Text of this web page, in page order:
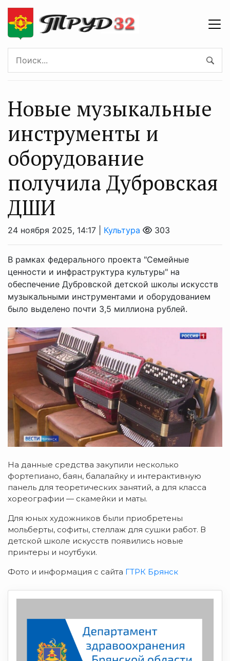
Новые музыкальные
инструменты и
оборудование
получила Дубровская
ДШИ
24 ноября 2025, 14:17 | Культура 303
В рамках федерального проекта "Семейные
ценности и инфраструктура культуры" на
обеспечение Дубровской детской школы искусств
музыкальными инструментами и оборудованием
было выделено почти 3,5 миллиона рублей.
На данные средства закупили несколько
фортепиано, баян, балалайку и интерактивную
панель для теоретических занятий, а для класса
хореографии — скамейки и маты.
Для юных художников были приобретены
мольберты, софиты, стеллаж для сушки работ. В
детской школе искусств появились новые
принтеры и ноутбуки.
Фото и информация с сайта ГТРК Брянск